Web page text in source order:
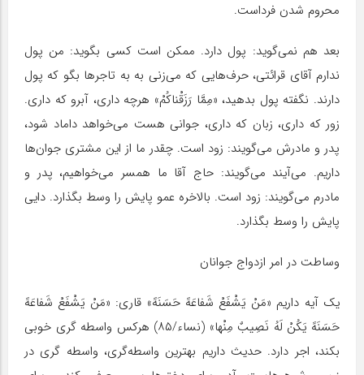
محروم شدن فرداست.
بعد هم نمی‌گوید: پول دارد. ممکن است کسی بگوید: من پول
ندارم آقای قرائتی، حرف‌هایی که می‌زنی به به تاجرها بگو که پول
دارند. نگفته پول بدهید، «مِمَّا رَزَقْناکُمْ» هرچه داری، آبرو که داری.
زور که داری، زبان که داری، جوانی هست می‌خواهد داماد شود،
پدر و مادرش می‌گویند: زود است. چقدر ما از این مشتری جوان‌ها
داریم. می‌آیند می‌گویند: حاج آقا ما همسر می‌خواهیم، پدر و
مادرم می‌گویند: زود است. بالاخره عمو پایش را وسط بگذارد. دایی
پایش را وسط بگذارد.
وساطت در امر ازدواج جوانان
یک آیه داریم «مَنْ یَشْفَعْ‏ شَفاعَهً حَسَنَهً» قاری: «مَنْ یَشْفَعْ‏ شَفاعَهً
حَسَنَهً یَکُنْ لَهُ نَصِیبٌ مِنْها» (نساء/۸۵) هرکس واسطه گری خوبی
بکند، اجر دارد. حدیث داریم بهترین واسطه‌گری، واسطه گری در